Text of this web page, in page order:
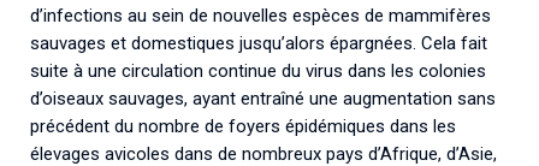
d’infections au sein de nouvelles espèces de mammifères
sauvages et domestiques jusqu’alors épargnées. Cela fait
suite à une circulation continue du virus dans les colonies
d’oiseaux sauvages, ayant entraîné une augmentation sans
précédent du nombre de foyers épidémiques dans les
élevages avicoles dans de nombreux pays d’Afrique, d’Asie,